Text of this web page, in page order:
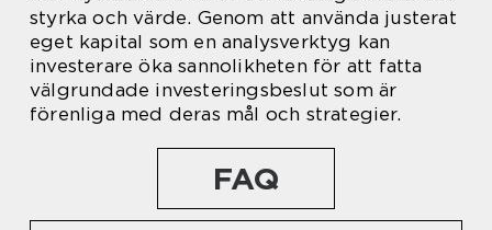
styrka och värde. Genom att använda justerat
eget kapital som en analysverktyg kan
investerare öka sannolikheten för att fatta
välgrundade investeringsbeslut som är
förenliga med deras mål och strategier.
FAQ